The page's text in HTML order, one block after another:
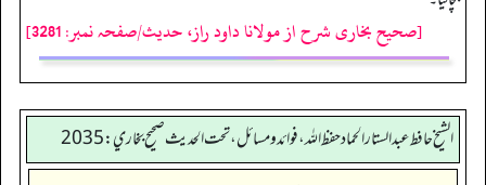
[صحیح بخاری شرح از مولانا داود راز، حدیث/صفحہ نمبر: 3281]
الشيخ حافط عبدالستار الحماد حفظ الله، فوائد و مسائل، تحت الحديث صحيح بخاري:2035